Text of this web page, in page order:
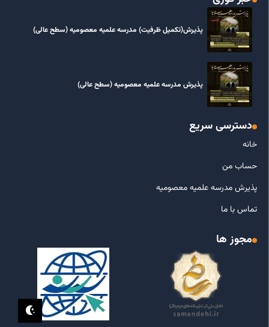
پذیرش(تکمیل ظرفیت) مدرسه علمیه معصومیه‌ (سطح عالی)
پذیرش مدرسه علمیه معصومیه‌ (سطح عالی)
دسترسی سریع
خانه
حساب من
پذیرش مدرسه علمیه معصومیه
تماس با ما
مجوز ها